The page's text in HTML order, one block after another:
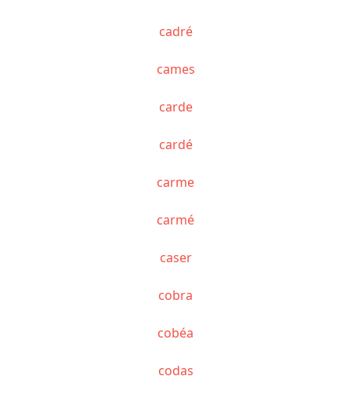
cadré
cames
carde
cardé
carme
carmé
caser
cobra
cobéa
codas